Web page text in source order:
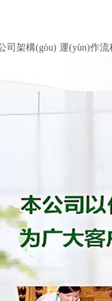
司架構(gòu) 運(yùn)作流